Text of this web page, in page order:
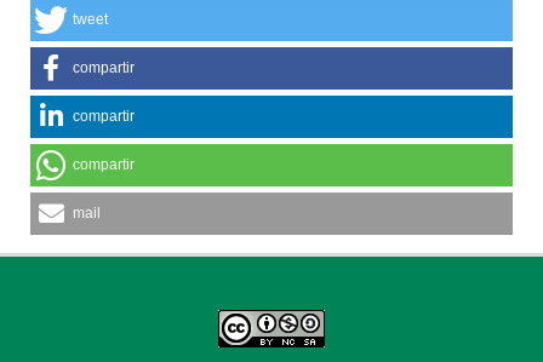
tweet
compartir
compartir
compartir
mail